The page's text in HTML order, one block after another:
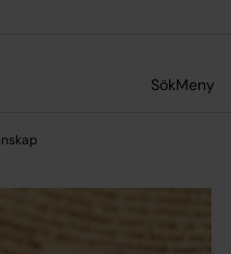
SökMeny